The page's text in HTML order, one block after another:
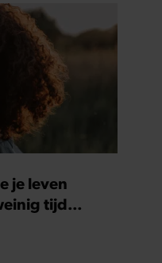
je leven
tijd